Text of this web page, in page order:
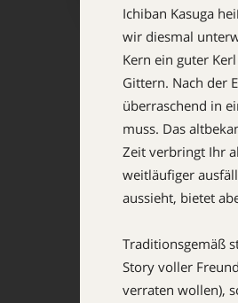
Ichiban Kasuga
wir diesmal
Kern ein guter
Gittern. Nach der
überraschend in
muss. Das
Zeit verbringt Ihr
weitläufiger
aussieht, bietet
Tradi­tionsgemäß
Story voller
verraten wollen),